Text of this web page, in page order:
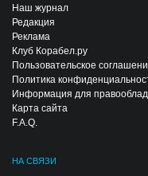
Наш журнал
Редакция
Реклама
Клуб Корабел.ру
Пользовательское
Политика
Информация для
Карта сайта
F.A.Q.
НА СВЯЗИ